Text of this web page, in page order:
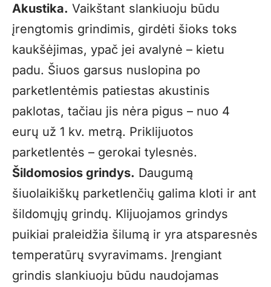
Akustika. Vaikštant slankiuoju būdu
įrengtomis grindimis, girdėti šioks toks
kaukšėjimas, ypač jei avalynė – kietu
padu. Šiuos garsus nuslopina po
parketlentėmis patiestas akustinis
paklotas, tačiau jis nėra pigus – nuo 4
eurų už 1 kv. metrą. Priklijuotos
parketlentės – gerokai tylesnės.
Šildomosios grindys. Daugumą
šiuolaikiškų parketlenčių galima kloti ir ant
šildomųjų grindų. Klijuojamos grindys
puikiai praleidžia šilumą ir yra atsparesnės
temperatūrų svyravimams. Įrengiant
grindis slankiuoju būdu naudojamas